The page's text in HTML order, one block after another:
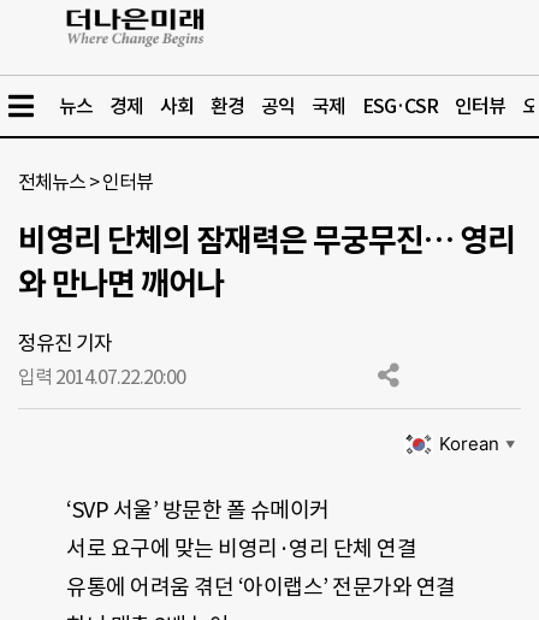
뉴스 경제 사회 환경 공익 국제 ESG·CSR 인터뷰
전체뉴스 >인터뷰
비영리 단체의 잠재력은 무궁무진… 영리
와 만나면 깨어나
정유진 기자
입력 2014.07.22.20:00
Korean ▼
‘SVP 서울’ 방문한 폴 슈메이커
서로 요구에 맞는 비영리·영리 단체 연결
유통에 어려움 겪던 ‘아이랩스’ 전문가와 연결